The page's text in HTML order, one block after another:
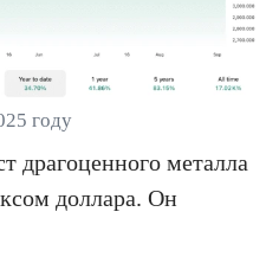
году
драгоценного металла
доллара. Он